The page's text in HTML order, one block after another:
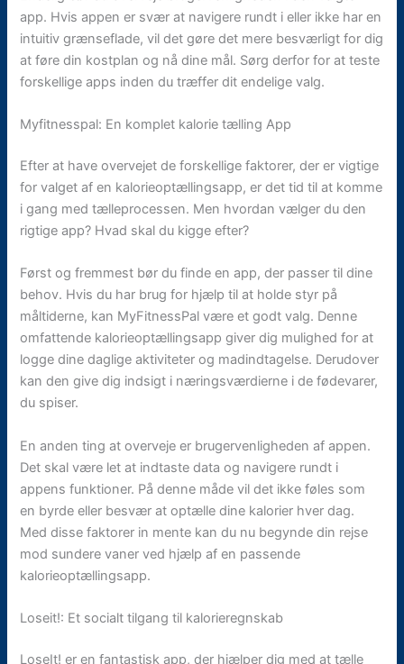
app. Hvis appen er svær at navigere rundt i eller ikke har en
intuitiv grænseflade, vil det gøre det mere besværligt for dig
at føre din kostplan og nå dine mål. Sørg derfor for at teste
forskellige apps inden du træffer dit endelige valg.
Myfitnesspal: En komplet kalorie tælling App
Efter at have overvejet de forskellige faktorer, der er vigtige
for valget af en kalorieoptællingsapp, er det tid til at komme
i gang med tælleprocessen. Men hvordan vælger du den
rigtige app? Hvad skal du kigge efter?
Først og fremmest bør du finde en app, der passer til dine
behov. Hvis du har brug for hjælp til at holde styr på
måltiderne, kan MyFitnessPal være et godt valg. Denne
omfattende kalorieoptællingsapp giver dig mulighed for at
logge dine daglige aktiviteter og madindtagelse. Derudover
kan den give dig indsigt i næringsværdierne i de fødevarer,
du spiser.
En anden ting at overveje er brugervenligheden af appen.
Det skal være let at indtaste data og navigere rundt i
appens funktioner. På denne måde vil det ikke føles som
en byrde eller besvær at optælle dine kalorier hver dag.
Med disse faktorer in mente kan du nu begynde din rejse
mod sundere vaner ved hjælp af en passende
kalorieoptællingsapp.
Loseit!: Et socialt tilgang til kalorieregnskab
LoseIt! er en fantastisk app, der hjælper dig med at tælle